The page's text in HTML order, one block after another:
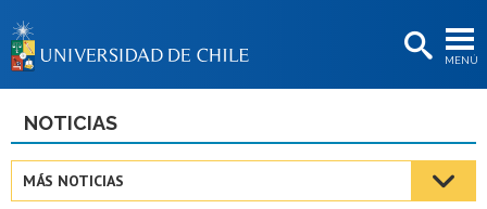
MENÚ
BIBLIOTECAS
Estudiantes
NOTICIAS
MÁS NOTICIAS